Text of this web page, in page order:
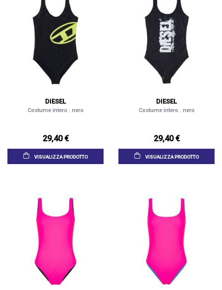
DIESEL
Costume intero . nero
29,40 €
VISUALIZZA PRODOTTO
DIESEL
Costume intero . nero
29,40 €
VISUALIZZA PRODOTTO